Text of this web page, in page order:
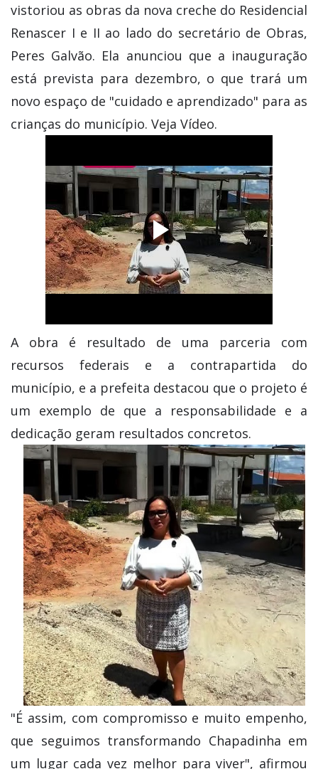
vistoriou as obras da nova creche do Residencial
Renascer I e II ao lado do secretário de Obras,
Peres Galvão. Ela anunciou que a inauguração
está prevista para dezembro, o que trará um
novo espaço de "cuidado e aprendizado" para as
crianças do município. Veja Vídeo.
A obra é resultado de uma parceria com
recursos federais e a contrapartida do
município, e a prefeita destacou que o projeto é
um exemplo de que a responsabilidade e a
dedicação geram resultados concretos.
"É assim, com compromisso e muito empenho,
que seguimos transformando Chapadinha em
um lugar cada vez melhor para viver", afirmou